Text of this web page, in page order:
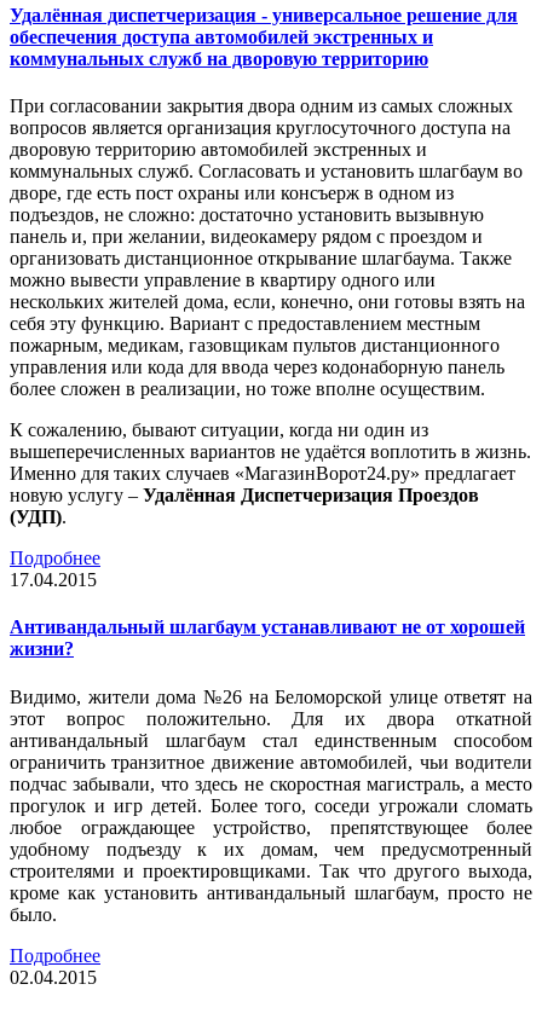
Удалённая диспетчеризация - универсальное решение для
обеспечения доступа автомобилей экстренных и
коммунальных служб на дворовую территорию
При согласовании закрытия двора одним из самых сложных
вопросов является организация круглосуточного доступа на
дворовую территорию автомобилей экстренных и
коммунальных служб. Согласовать и установить шлагбаум во
дворе, где есть пост охраны или консъерж в одном из
подъездов, не сложно: достаточно установить вызывную
панель и, при желании, видеокамеру рядом с проездом и
организовать дистанционное открывание шлагбаума. Также
можно вывести управление в квартиру одного или
нескольких жителей дома, если, конечно, они готовы взять на
себя эту функцию. Вариант с предоставлением местным
пожарным, медикам, газовщикам пультов дистанционного
управления или кода для ввода через кодонаборную панель
более сложен в реализации, но тоже вполне осуществим.
К сожалению, бывают ситуации, когда ни один из
вышеперечисленных вариантов не удаётся воплотить в жизнь.
Именно для таких случаев «МагазинВорот24.ру» предлагает
новую услугу – Удалённая Диспетчеризация Проездов
(УДП).
Подробнее
17.04.2015
Антивандальный шлагбаум устанавливают не от хорошей
жизни?
Видимо, жители дома №26 на Беломорской улице ответят на
этот вопрос положительно. Для их двора откатной
антивандальный шлагбаум стал единственным способом
ограничить транзитное движение автомобилей, чьи водители
подчас забывали, что здесь не скоростная магистраль, а место
прогулок и игр детей. Более того, соседи угрожали сломать
любое ограждающее устройство, препятствующее более
удобному подъезду к их домам, чем предусмотренный
строителями и проектировщиками. Так что другого выхода,
кроме как установить антивандальный шлагбаум, просто не
было.
Подробнее
02.04.2015